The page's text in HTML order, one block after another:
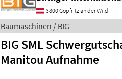
3800 Göpfritz an der Wild
Baumaschinen / BIG
BIG SML
Manitou Aufnahme